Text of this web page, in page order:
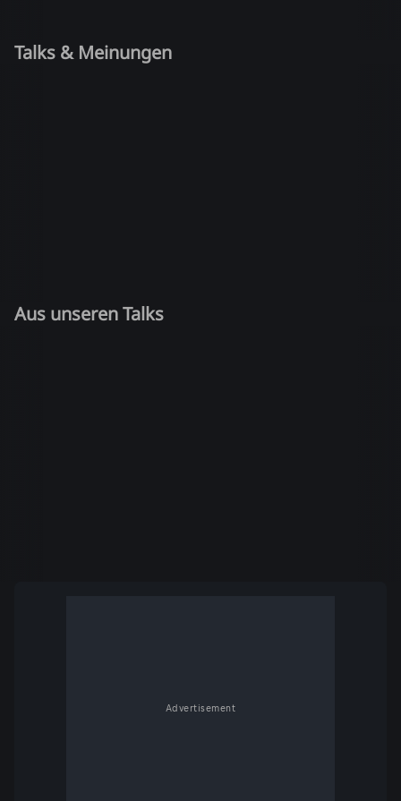
Talks & Meinungen
Aus unseren Talks
Advertisement